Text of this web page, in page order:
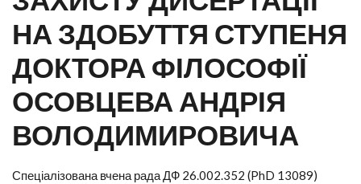
НА ЗДОБУТТЯ СТУПЕНЯ
ДОКТОРА ФІЛОСОФІЇ
ОСОВЦЕВА АНДРІЯ
ВОЛОДИМИРОВИЧА
Спеціалізована вчена рада ДФ 26.002.352 (PhD 13089)